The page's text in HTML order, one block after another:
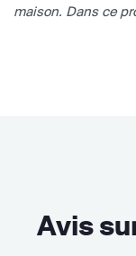
maison. Dans ce
Avis